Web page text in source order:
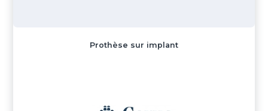
Prothèse sur implant